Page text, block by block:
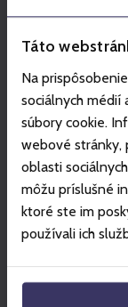
Táto
Na
sociálnych médií
súbory cookie.
webové stránky,
oblasti
môžu príslušné
ktoré ste im
používali ich
Kosárba
Jasná -
Spiatočný
severnej
Platí na
severnej
Kosodrevina